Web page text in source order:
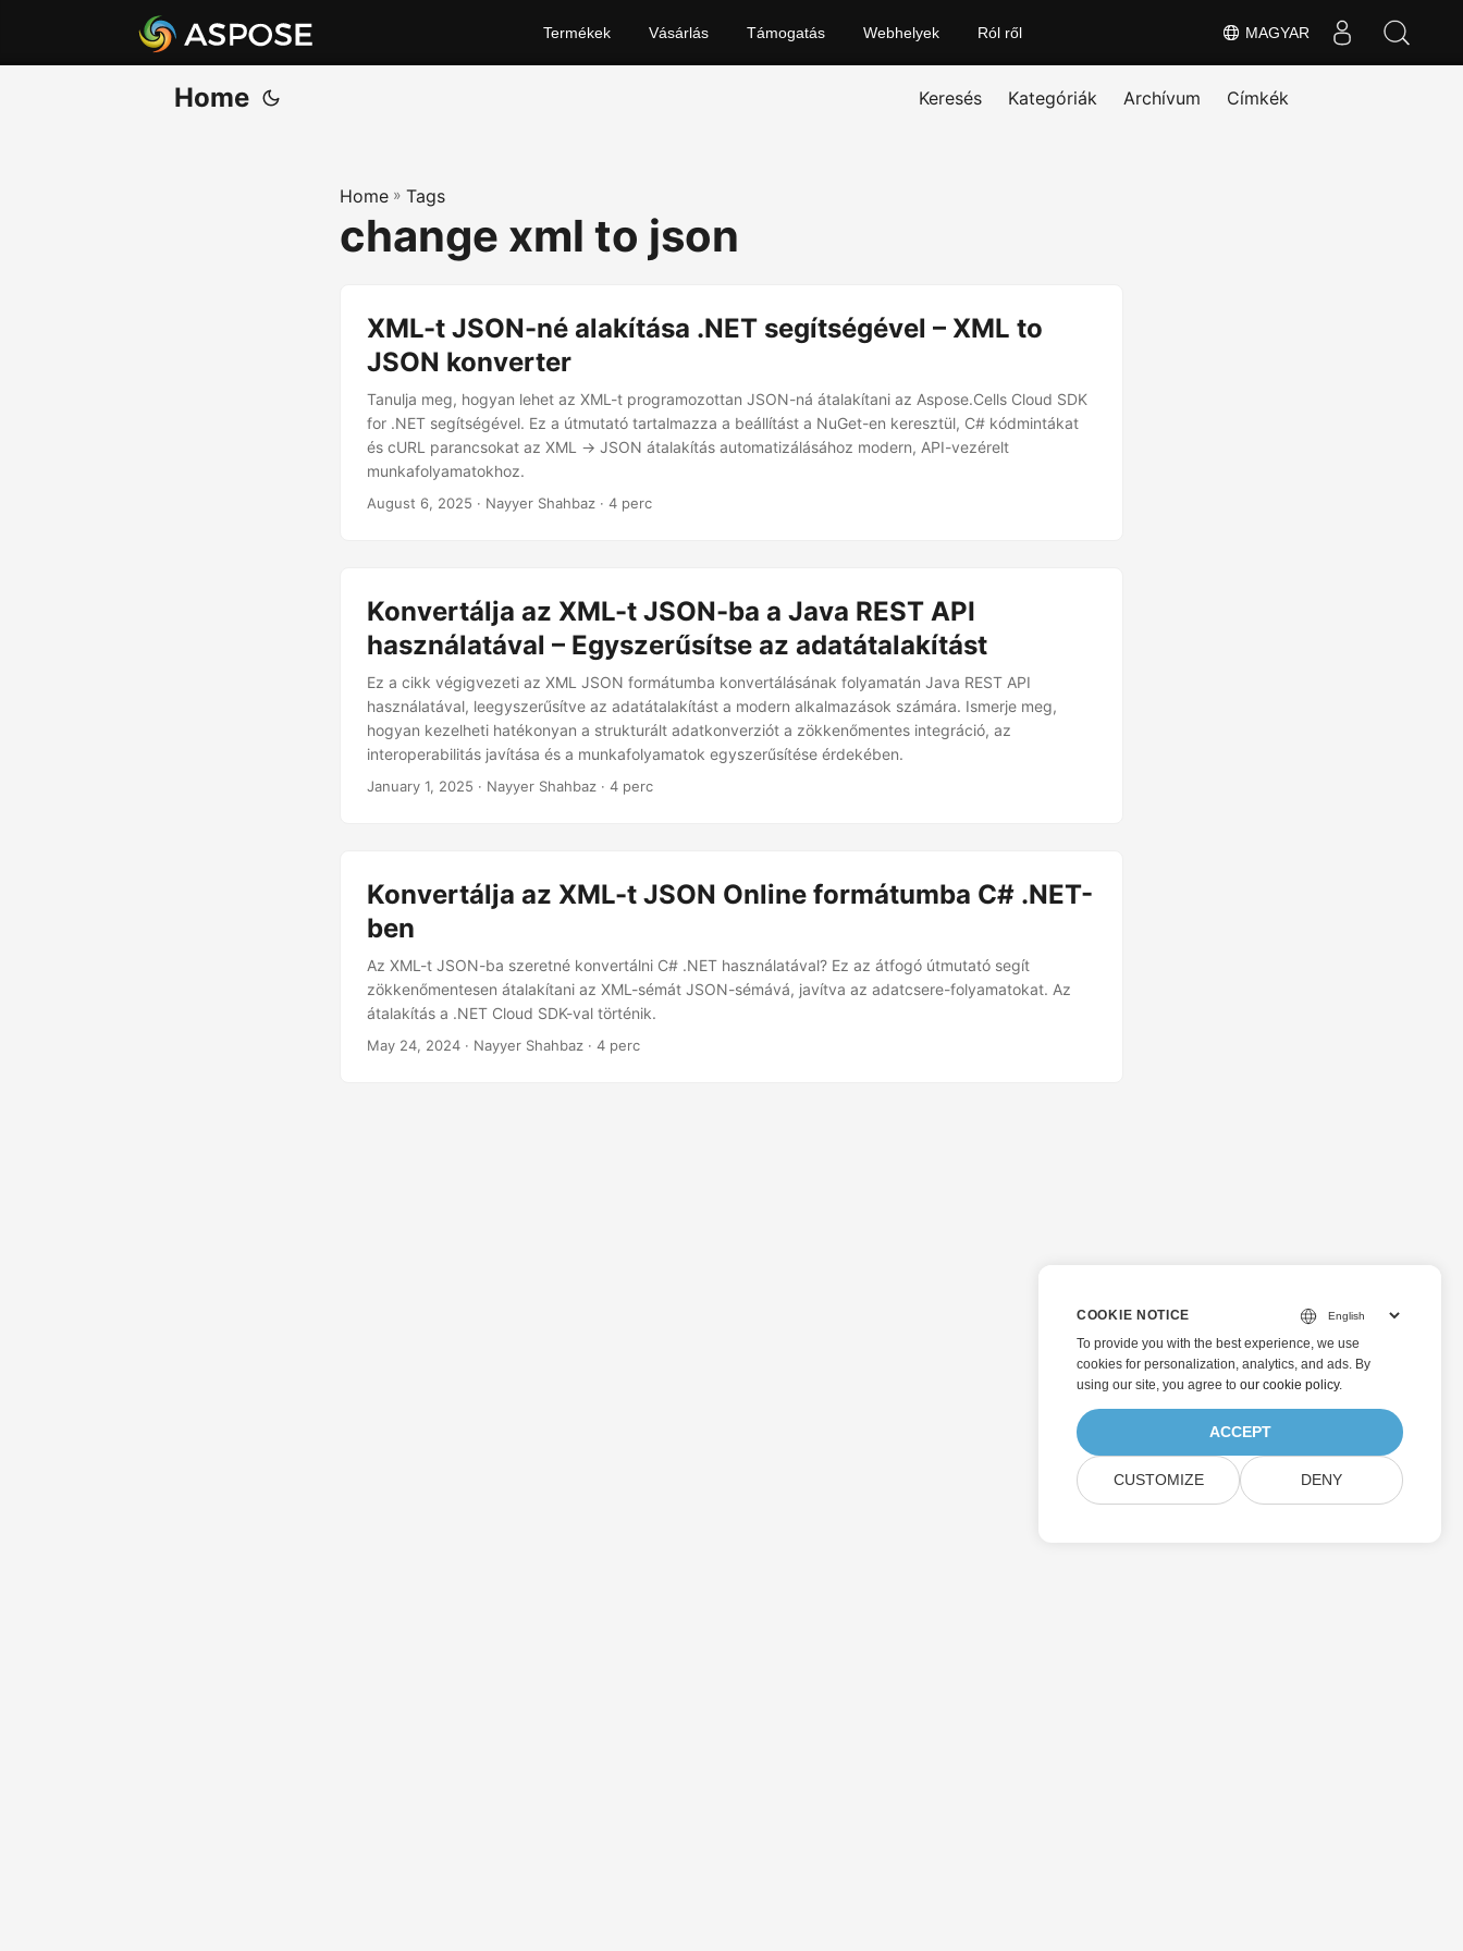
MAGYAR
Termékek Vásárlás Támogatás Webhelyek Ról ről
Home Keresés Kategóriák Archívum Címkék
Home » Tags
change xml to json
XML-t JSON-né alakítása .NET segítségével – XML to
JSON konverter
Tanulja meg, hogyan lehet az XML-t programozottan JSON-ná átalakítani az Aspose.Cells Cloud SDK
for .NET segítségével. Ez a útmutató tartalmazza a beállítást a NuGet-en keresztül, C# kódmintákat
és cURL parancsokat az XML → JSON átalakítás automatizálásához modern, API-vezérelt
munkafolyamatokhoz.
August 6, 2025 · Nayyer Shahbaz · 4 perc
Konvertálja az XML-t JSON-ba a Java REST API
használatával – Egyszerűsítse az adatátalakítást
Ez a cikk végigvezeti az XML JSON formátumba konvertálásának folyamatán Java REST API
használatával, leegyszerűsítve az adatátalakítást a modern alkalmazások számára. Ismerje meg,
hogyan kezelheti hatékonyan a strukturált adatkonverziót a zökkenőmentes integráció, az
interoperabilitás javítása és a munkafolyamatok egyszerűsítése érdekében.
January 1, 2025 · Nayyer Shahbaz · 4 perc
Konvertálja az XML-t JSON Online formátumba C# .NET-
ben
Az XML-t JSON-ba szeretné konvertálni C# .NET használatával? Ez az átfogó útmutató segít
zökkenőmentesen átalakítani az XML-sémát JSON-sémává, javítva az adatcsere-folyamatokat. Az
átalakítás a .NET Cloud SDK-val történik.
May 24, 2024 · Nayyer Shahbaz · 4 perc
COOKIE NOTICE
To provide you with the best experience, we use
cookies for personalization, analytics, and ads. By
using our site, you agree to our cookie policy.
ACCEPT
CUSTOMIZE DENY